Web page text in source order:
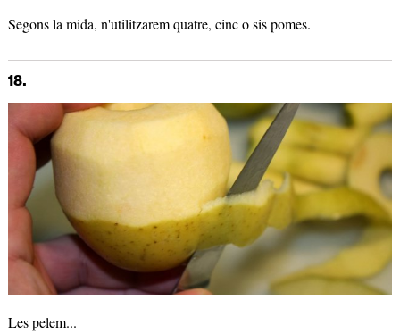
Segons la mida, n'utilitzarem quatre, cinc o sis pomes.
18.
Les pelem...